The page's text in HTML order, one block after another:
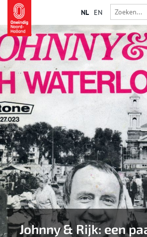
NL EN
Johnny & Rijk: een